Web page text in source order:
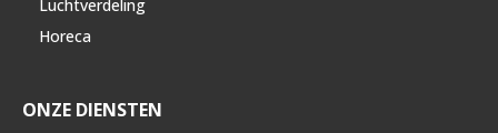
Luchtverdeling
Horeca
ONZE DIENSTEN